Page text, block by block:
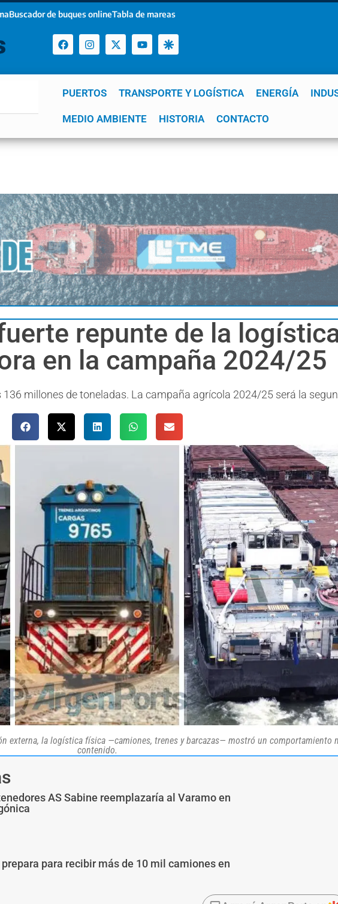
Buscador de buques onlineTabla de mareas
PUERTOS TRANSPORTE Y LOGÍSTICA ENERGÍA
MEDIO AMBIENTE HISTORIA CONTACTO
YPF GNL Mar del Plata Patagonia Quequén
repunte de la
en la campaña 2024/25
millones de toneladas. La campaña agrícola 2024/25 será la
externa, la logística física —camiones, trenes y barcazas— mostró un comportamiento
contenido.
AS Sabine reemplazaría al Varamo en
prepara para recibir más de 10 mil camiones en
políticas de